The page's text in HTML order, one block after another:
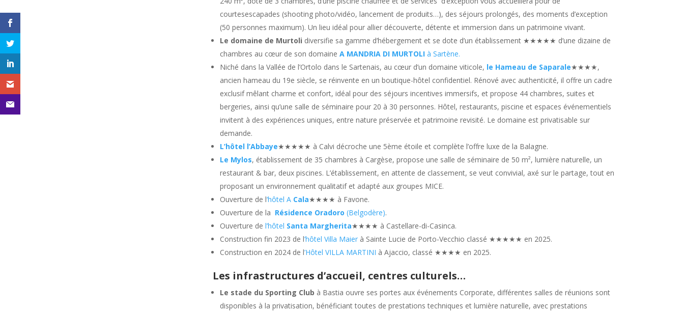
courtesescapades (shooting photo/vidéo, lancement de produits…), des séjours prolongés, des moments d’exception
(50 personnes maximum). Un lieu idéal pour allier découverte, détente et immersion dans un patrimoine vivant.
Le domaine de Murtoli diversifie sa gamme d’hébergement et se dote d’un établissement ★★★★★ d’une dizaine de
chambres au cœur de son domaine A MANDRIA DI MURTOLI à Sartène.
Niché dans la Vallée de l’Ortolo dans le Sartenais, au cœur d’un domaine viticole, le Hameau de Saparale★★★★,
ancien hameau du 19e siècle, se réinvente en un boutique-hôtel confidentiel. Rénové avec authenticité, il offre un cadre
exclusif mêlant charme et confort, idéal pour des séjours incentives immersifs, et propose 44 chambres, suites et
bergeries, ainsi qu’une salle de séminaire pour 20 à 30 personnes. Hôtel, restaurants, piscine et espaces événementiels
invitent à des expériences uniques, entre nature préservée et patrimoine revisité. Le domaine est privatisable sur
demande.
L’hôtel l’Abbaye★★★★★ à Calvi décroche une 5ème étoile et complète l’offre luxe de la Balagne.
Le Mylos, établissement de 35 chambres à Cargèse, propose une salle de séminaire de 50 m², lumière naturelle, un
restaurant & bar, deux piscines. L’établissement, en attente de classement, se veut convivial, axé sur le partage, tout en
proposant un environnement qualitatif et adapté aux groupes MICE.
Ouverture de l‘hôtel A Cala★★★★ à Favone.
Ouverture de la Résidence Oradoro (Belgodère).
Ouverture de l’hôtel Santa Margherita★★★★ à Castellare-di-Casinca.
Construction fin 2023 de l’hôtel Villa Maier à Sainte Lucie de Porto-Vecchio classé ★★★★★ en 2025.
Construction en 2024 de l’Hôtel VILLA MARTINI à Ajaccio, classé ★★★★ en 2025.
Les infrastructures d’accueil, centres culturels…
Le stade du Sporting Club à Bastia ouvre ses portes aux événements Corporate, différentes salles de réunions sont
disponibles à la privatisation, bénéficiant toutes de prestations techniques et lumière naturelle, avec prestations